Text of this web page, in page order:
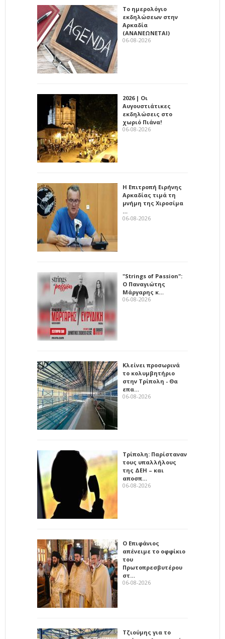
Το ημερολόγιο
εκδηλώσεων στην
Αρκαδία
(ΑΝΑΝΕΩΝΕΤΑΙ)
06-08-2026
2026 | Οι
Αυγουστιάτικες
εκδηλώσεις στο
χωριό Πιάνα!
06-08-2026
Η Επιτροπή Ειρήνης
Αρκαδίας τιμά τη
μνήμη της Χιροσίμα
…
06-08-2026
"Strings of Passion":
Ο Παναγιώτης
Μάργαρης κ…
06-08-2026
Κλείνει προσωρινά
το κολυμβητήριο
στην Τρίπολη - Θα
επα…
06-08-2026
Τρίπολη: Παρίσταναν
τους υπαλλήλους
της ΔΕΗ – και
αποσπ…
06-08-2026
Ο Επιφάνιος
απένειμε το οφφίκιο
του
Πρωτοπρεσβυτέρου
στ…
06-08-2026
Τζιούμης για το